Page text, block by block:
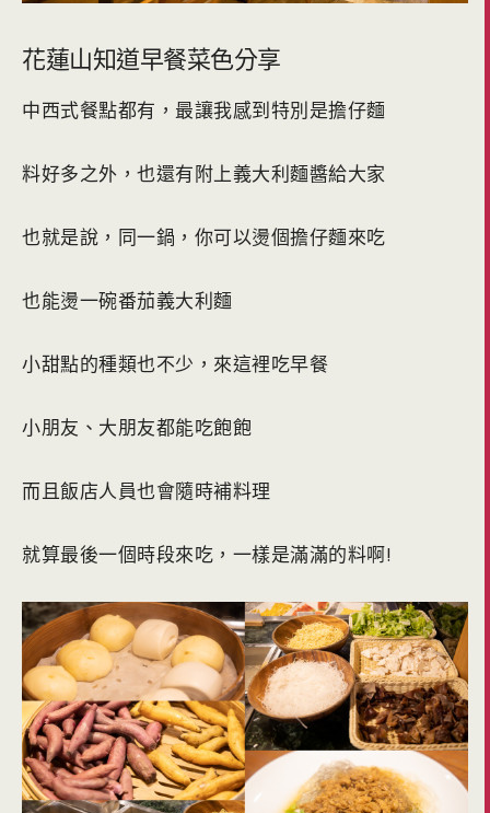
花蓮山知道早餐菜色分享
中西式餐點都有，最讓我感到特別是擔仔麵
料好多之外，也還有附上義大利麵醬給大家
也就是說，同一鍋，你可以燙個擔仔麵來吃
也能燙一碗番茄義大利麵
小甜點的種類也不少，來這裡吃早餐
小朋友、大朋友都能吃飽飽
而且飯店人員也會隨時補料理
就算最後一個時段來吃，一樣是滿滿的料啊!